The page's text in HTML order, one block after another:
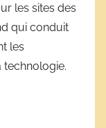
les sites des
qui conduit
les